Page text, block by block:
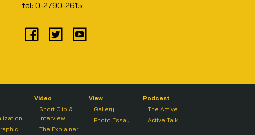
tel: 0-2790-2615
Video
Short Clip &
Interview
The Explainer
View
Gallery
Photo Essay
Podcast
The Active
Active Talk